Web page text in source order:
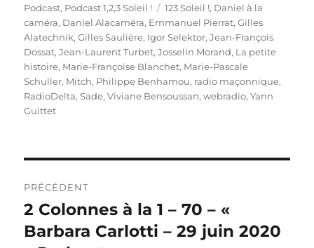
le
Podcast, Podcast 1,2,3 Soleil ! Étiquettes
123 Soleil !, Daniel à la
caméra, Daniel Alacaméra, Emmanuel Pierrat,Gilles
Alatechnik,Gilles Saulière, Igor Selektor,Jean-François
Dossat,Jean-Laurent Turbet,Josselin Morand, La petite
histoire, Marie-Françoise Blanchet, Marie-Pascale
Schuller, Mitch, Philippe Benhamou, radio maçonnique,
RadioDelta,Sade,Viviane Bensoussan,webradio,Yann
Guittet
de
l’article
PRÉCÉDENT
Publication
précédente :
2 Colonnes à la 1 – 70 – «
Barbara Carlotti – 29 juin 2020